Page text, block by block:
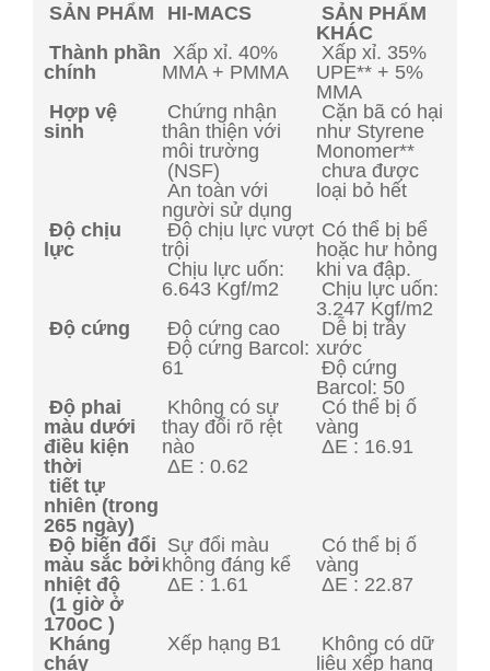
SẢN PHẨM
HI-MACS
SẢN PHẨM
KHÁC
Thành phần
chính
Xấp xỉ. 40%
MMA + PMMA
Xấp xỉ. 35%
UPE** + 5%
MMA
Hợp vệ
sinh
Chứng nhận
thân thiện với
môi trường
(NSF)
An toàn với
người sử dụng
Cặn bã có hại
như Styrene
Monomer**
chưa được
loại bỏ hết
Độ chịu
lực
Độ chịu lực vượt
trội
Chịu lực uốn:
6.643 Kgf/m2
Có thể bị bể
hoặc hư hỏng
khi va đập.
Chịu lực uốn:
3.247 Kgf/m2
Độ cứng
Độ cứng cao
Độ cứng Barcol:
61
Dễ bị trầy
xước
Độ cứng
Barcol: 50
Độ phai
màu dưới
điều kiện
thời
tiết tự
nhiên (trong
265 ngày)
Không có sự
thay đổi rõ rệt
nào
ΔE : 0.62
Có thể bị ố
vàng
ΔE : 16.91
Độ biến đổi
màu sắc bởi
nhiệt độ
(1 giờ ở
170oC )
Sự đổi màu
không đáng kể
ΔE : 1.61
Có thể bị ố
vàng
ΔE : 22.87
Kháng
cháy
Xếp hạng B1
Không có dữ
liệu xếp hạng